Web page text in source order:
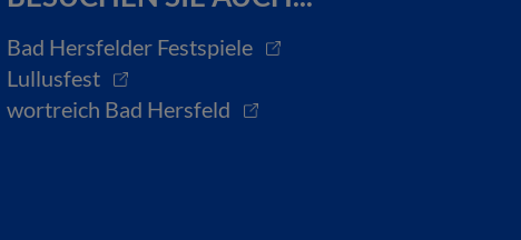
Bad Hersfelder Festspiele
Lullusfest
wortreich Bad Hersfeld